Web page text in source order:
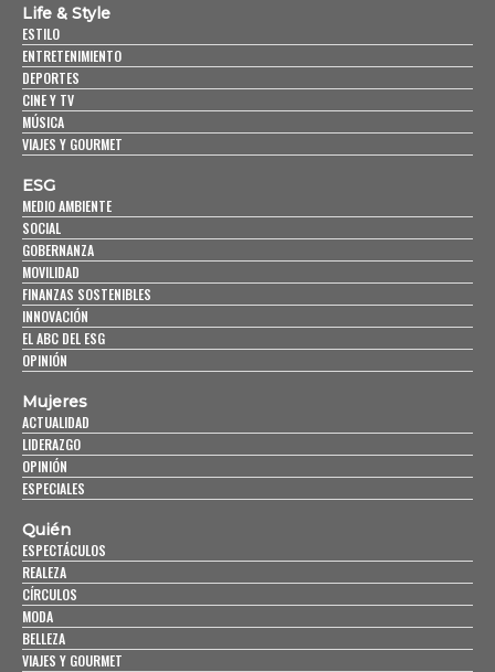
Life & Style
ESTILO
ENTRETENIMIENTO
DEPORTES
CINE Y TV
MÚSICA
VIAJES Y GOURMET
ESG
MEDIO AMBIENTE
SOCIAL
GOBERNANZA
MOVILIDAD
FINANZAS SOSTENIBLES
INNOVACIÓN
EL ABC DEL ESG
OPINIÓN
Mujeres
ACTUALIDAD
LIDERAZGO
OPINIÓN
ESPECIALES
Quién
ESPECTÁCULOS
REALEZA
CÍRCULOS
MODA
BELLEZA
VIAJES Y GOURMET